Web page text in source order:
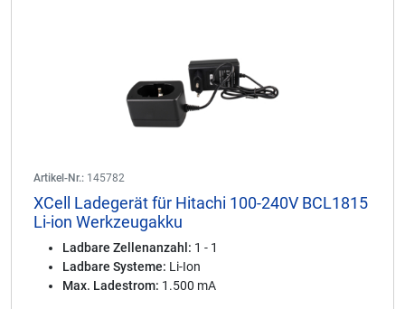
Artikel-Nr.: 145782
XCell Ladegerät für Hitachi 100-240V BCL1815
Li-ion Werkzeugakku
Ladbare Zellenanzahl: 1 - 1
Ladbare Systeme: Li-Ion
Max. Ladestrom: 1.500 mA